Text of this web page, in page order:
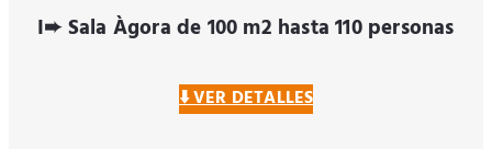
I➨ Sala Àgora de 100 m2 hasta 110 personas
⬇️ VER DETALLES